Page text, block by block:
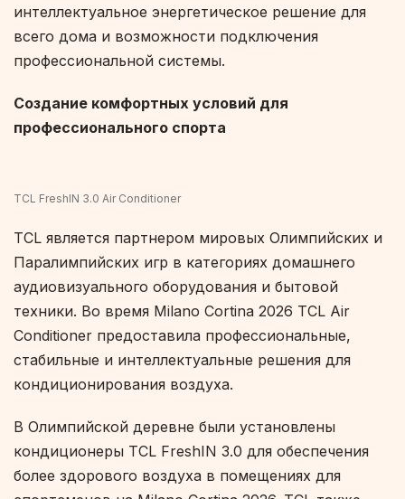
интеллектуальное энергетическое решение для
всего дома и возможности подключения
профессиональной системы.
Создание комфортных условий для
профессионального спорта
TCL FreshIN 3.0 Air Conditioner
TCL является партнером мировых Олимпийских и
Паралимпийских игр в категориях домашнего
аудиовизуального оборудования и бытовой
техники. Во время Milano Cortina 2026 TCL Air
Conditioner предоставила профессиональные,
стабильные и интеллектуальные решения для
кондиционирования воздуха.
В Олимпийской деревне были установлены
кондиционеры TCL FreshIN 3.0 для обеспечения
более здорового воздуха в помещениях для